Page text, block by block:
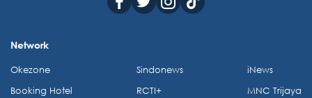
Network
Okezone
Booking Hotel
Sindonews
RCTI+
iNews
MNC Trijaya